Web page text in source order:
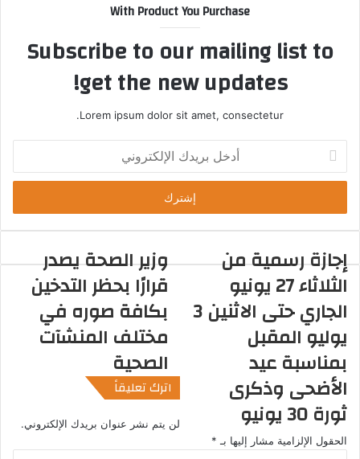
With Product You Purchase
Subscribe to our mailing list to
get the new updates!
Lorem ipsum dolor sit amet, consectetur.
خ
ب
ر
د
ك
ل
إ
ل
ك
ت
و
ن
ي
إجازة رسمية من
الثلاثاء 27 يونيو
الجاري حتى الاثنين 3
يوليو المقبل
بمناسبة عيد
الأضحى وذكرى
ثورة 30 يونيو
وزير الصحة يصدر
قرارًا بحظر التدخين
بكافة صوره في
مختلف المنشآت
الصحية
اترك تعليقاً
لن يتم نشر عنوان بريدك الإلكتروني.
الحقول الإلزامية مشار إليها بـ *